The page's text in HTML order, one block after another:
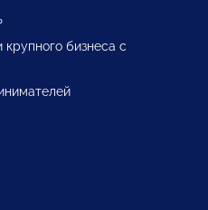
крупного бизнеса с